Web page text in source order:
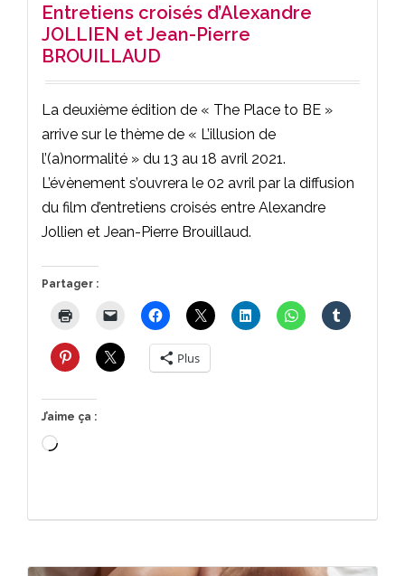
Entretiens croisés d’Alexandre
JOLLIEN et Jean-Pierre
BROUILLAUD
La deuxième édition de « The Place to BE »
arrive sur le thème de « L’illusion de
l’(a)normalité » du 13 au 18 avril 2021.
L’évènement s’ouvrera le 02 avril par la diffusion
du film d’entretiens croisés entre Alexandre
Jollien et Jean-Pierre Brouillaud.
Partager :
Plus
J’aime ça :
Chargement…